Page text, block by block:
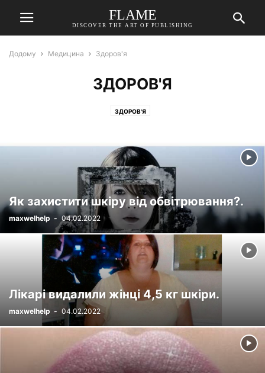
FLAME
DISCOVER THE ART OF PUBLISHING
Додому Медицина Здоров'я
ЗДОРОВ'Я
ЗДОРОВ'Я
Як захистити шкіру від обвітрювання?.
maxwelhelp - 04.02.2022
Лікарі видалили жінці 4,5 кг шкіри.
maxwelhelp - 04.02.2022